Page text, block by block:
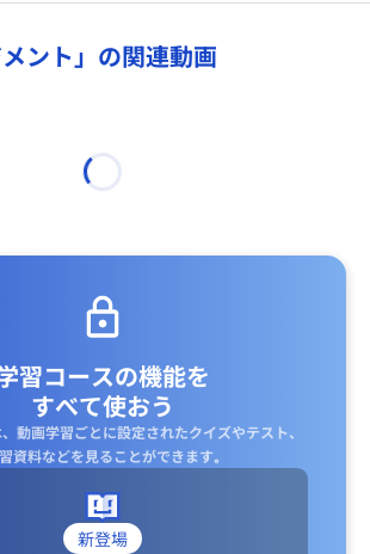
メント」の関連動画
習コースの機能を
すべて使おう
動画学習ごとに設定されたクイズやテスト、
資料などを見ることができます｡
新登場